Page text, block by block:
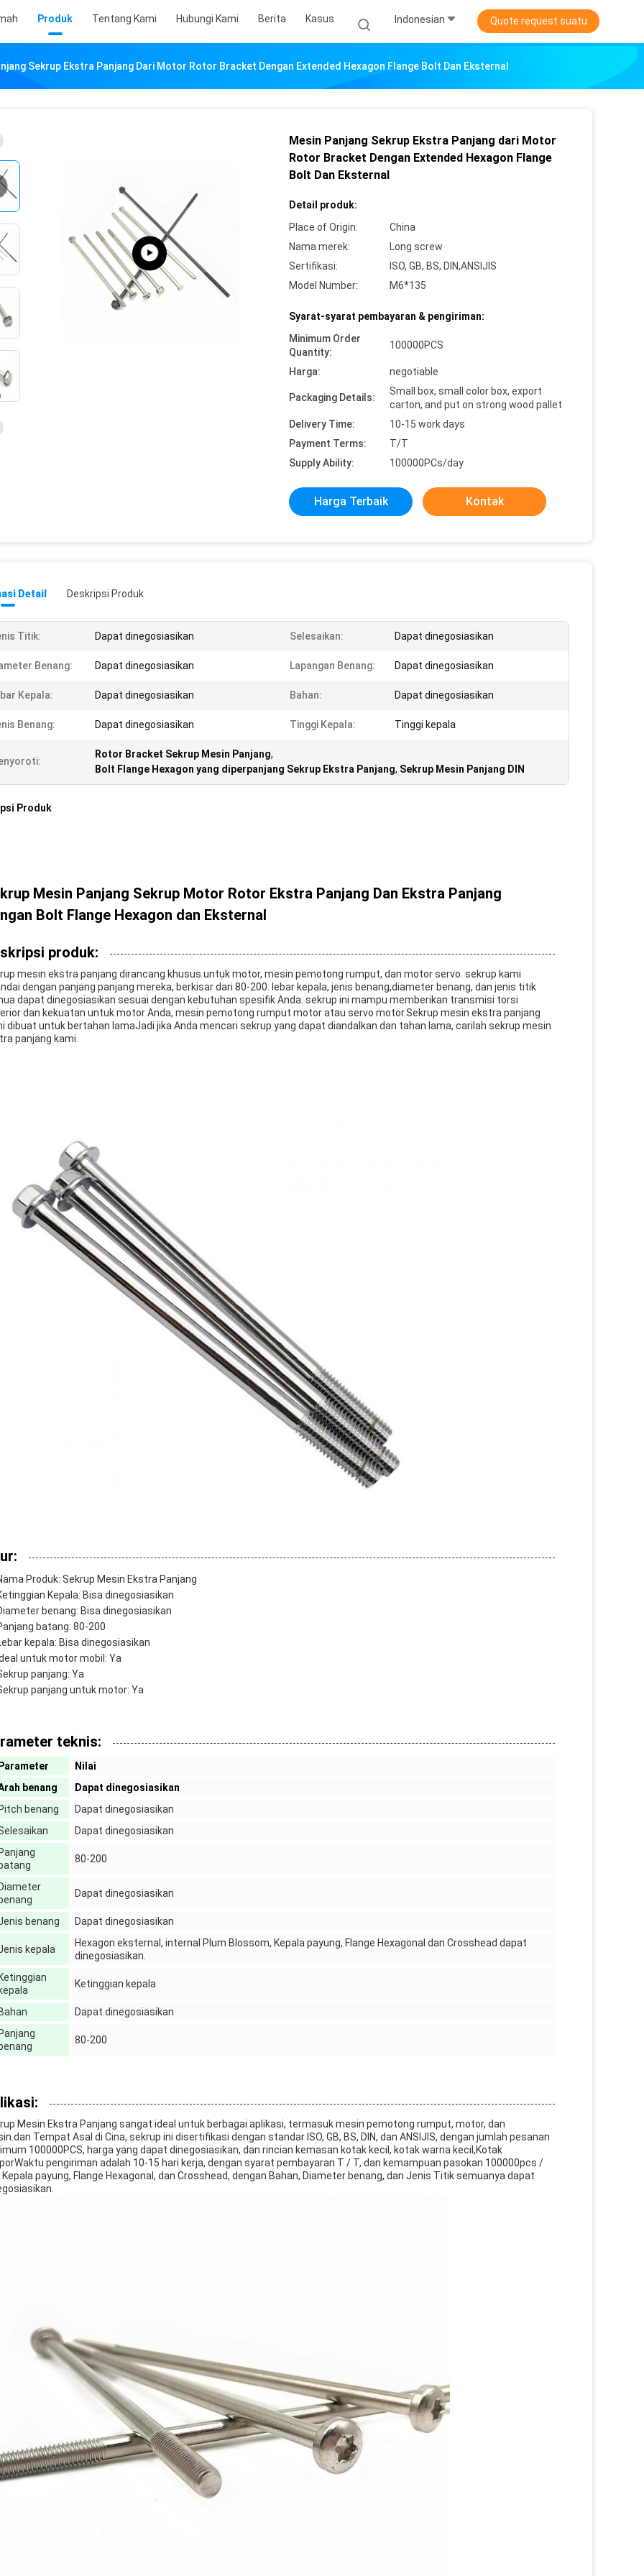
Produk Tentang Kami Hubungi Kami Berita Kasus Indonesian Quote request suatu
Sekrup Ekstra Panjang Dari Motor Rotor Bracket Dengan Extended Hexagon Flange Bolt Dan Eksternal
Mesin Panjang Sekrup Ekstra Panjang dari Motor
Rotor Bracket Dengan Extended Hexagon Flange
Bolt Dan Eksternal
Detail produk:
Place of Origin:
China
Nama merek:
Long screw
Sertifikasi:
ISO, GB, BS, DIN,ANSIJIS
Model Number:
M6*135
Syarat-syarat pembayaran & pengiriman:
Minimum Order
Quantity:
100000PCS
Harga: negotiable
Packaging Details:
Small box, small color box, export
carton, and put on strong wood pallet
Delivery Time:
10-15 work days
Payment Terms:
T/T
Supply Ability:
100000PCs/day
Harga Terbaik Kontak
Detail Deskripsi Produk
Titik: Dapat dinegosiasikan Selesaikan: Dapat dinegosiasikan
Benang: Dapat dinegosiasikan Lapangan Benang: Dapat dinegosiasikan
Kepala: Dapat dinegosiasikan Bahan: Dapat dinegosiasikan
Benang: Dapat dinegosiasikan Tinggi Kepala: Tinggi kepala
Rotor Bracket Sekrup Mesin Panjang,
Bolt Flange Hexagon yang diperpanjang Sekrup Ekstra Panjang, Sekrup Mesin Panjang DIN
Produk
Mesin Panjang Sekrup Motor Rotor Ekstra Panjang Dan Ekstra Panjang
Bolt Flange Hexagon dan Eksternal
produk:
mesin ekstra panjang dirancang khusus untuk motor, mesin pemotong rumput, dan motor servo. sekrup kami
dengan panjang panjang mereka, berkisar dari 80-200. lebar kepala, jenis benang,diameter benang, dan jenis titik
dapat dinegosiasikan sesuai dengan kebutuhan spesifik Anda. sekrup ini mampu memberikan transmisi torsi
dan kekuatan untuk motor Anda, mesin pemotong rumput motor atau servo motor.Sekrup mesin ekstra panjang
dibuat untuk bertahan lamaJadi jika Anda mencari sekrup yang dapat diandalkan dan tahan lama, carilah sekrup mesin
panjang kami.
Produk: Sekrup Mesin Ekstra Panjang
Kepala: Bisa dinegosiasikan
benang: Bisa dinegosiasikan
batang: 80-200
kepala: Bisa dinegosiasikan
untuk motor mobil: Ya
panjang: Ya
panjang untuk motor: Ya
teknis:
Nilai
benang
Dapat dinegosiasikan
benang
Dapat dinegosiasikan
Dapat dinegosiasikan
80-200
Dapat dinegosiasikan
benang Dapat dinegosiasikan
kepala
Hexagon eksternal, internal Plum Blossom, Kepala payung, Flange Hexagonal dan Crosshead dapat
dinegosiasikan.
Ketinggian kepala
Dapat dinegosiasikan
80-200
Mesin Ekstra Panjang sangat ideal untuk berbagai aplikasi, termasuk mesin pemotong rumput, motor, dan
Tempat Asal di Cina, sekrup ini disertifikasi dengan standar ISO, GB, BS, DIN, dan ANSIJIS, dengan jumlah pesanan
100000PCS, harga yang dapat dinegosiasikan, dan rincian kemasan kotak kecil, kotak warna kecil,Kotak
pengiriman adalah 10-15 hari kerja, dengan syarat pembayaran T / T, dan kemampuan pasokan 100000pcs /
payung, Flange Hexagonal, dan Crosshead, dengan Bahan, Diameter benang, dan Jenis Titik semuanya dapat